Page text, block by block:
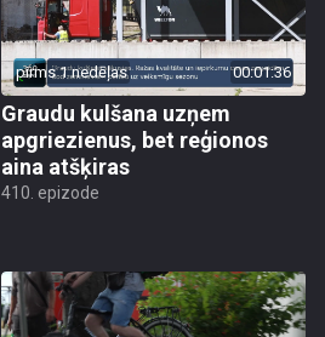
pirms 1 nedēļas 00:01:36
Graudu kulšana uzņem
apgriezienus, bet reģionos
aina atšķiras
410. epizode